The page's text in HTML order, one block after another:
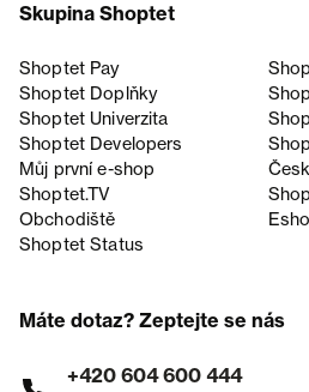
Skupina Shoptet
Shoptet Pay
Shoptet Doplňky
Shoptet Univerzita
Shoptet Developers
Můj první e-shop
Shoptet.TV
Obchodiště
Shoptet Status
Máte dotaz? Zeptejte se nás
+420 604 600 444